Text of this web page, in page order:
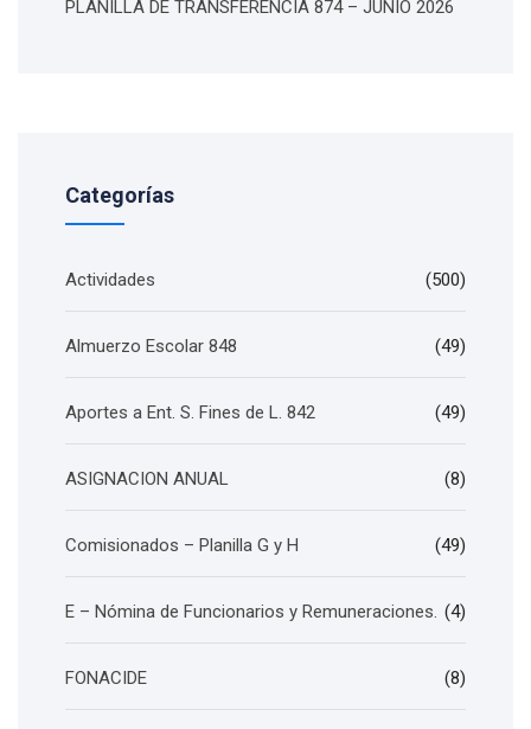
PLANILLA DE TRANSFERENCIA 874 – JUNIO 2026
Categorías
Actividades (500)
Almuerzo Escolar 848 (49)
Aportes a Ent. S. Fines de L. 842 (49)
ASIGNACION ANUAL (8)
Comisionados – Planilla G y H (49)
E – Nómina de Funcionarios y Remuneraciones. (4)
FONACIDE (8)